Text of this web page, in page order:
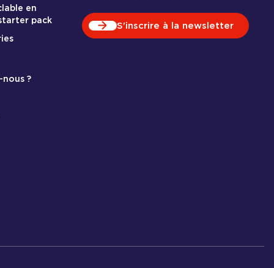
en
pack
nous ?
S'inscrire à la newsletter